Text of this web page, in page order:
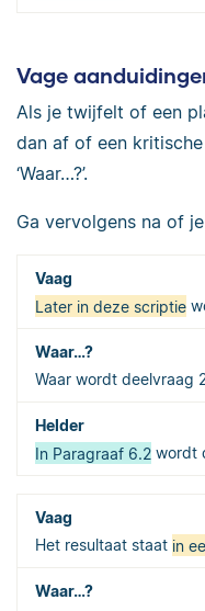
Vage
Als je twijfelt of een
dan af of een
‘Waar…?’.
Ga vervolgens na of
Later in deze scriptie
Waar wordt deelvraag
In Paragraaf 6.2 wordt
Het resultaat staat in